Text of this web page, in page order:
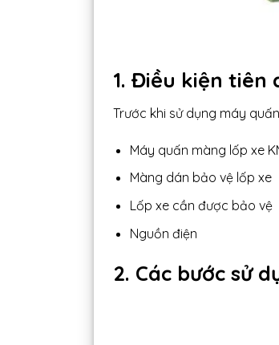
1. Điều kiện tiên
Trước khi sử dụng máy
Máy quấn màng lốp xe
Màng dán bảo vệ lốp xe
Lốp xe cần được bảo vệ
Nguồn điện
2. Các bước sử